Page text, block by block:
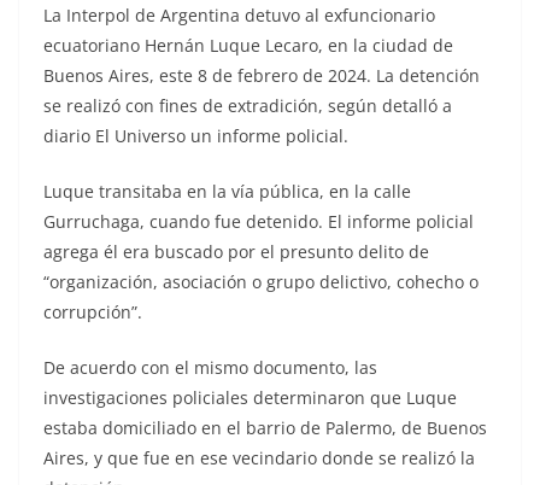
La Interpol de Argentina detuvo al exfuncionario
ecuatoriano Hernán Luque Lecaro, en la ciudad de
Buenos Aires, este 8 de febrero de 2024. La detención
se realizó con fines de extradición, según detalló a
diario El Universo un informe policial.
Luque transitaba en la vía pública, en la calle
Gurruchaga, cuando fue detenido. El informe policial
agrega él era buscado por el presunto delito de
“organización, asociación o grupo delictivo, cohecho o
corrupción”.
De acuerdo con el mismo documento, las
investigaciones policiales determinaron que Luque
estaba domiciliado en el barrio de Palermo, de Buenos
Aires, y que fue en ese vecindario donde se realizó la